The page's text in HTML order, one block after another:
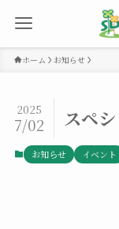
ホーム お知らせ
スペ
2025
7/02
お知らせ イベント